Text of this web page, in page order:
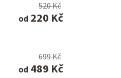
520 Kč
od 220 Kč
699 Kč
od 489 Kč